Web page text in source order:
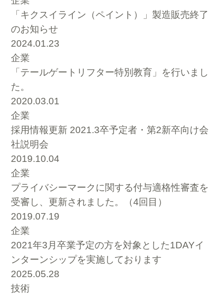
「キクスイライン（ペイント）」製造販売終了
のお知らせ
2024.01.23
企業
「テールゲートリフター特別教育」を行いまし
た。
2020.03.01
企業
採用情報更新 2021.3卒予定者・第2新卒向け会
社説明会
2019.10.04
企業
プライバシーマークに関する付与適格性審査を
受審し、更新されました。（4回目）
2019.07.19
企業
2021年3月卒業予定の方を対象とした1DAYイ
ンターンシップを実施しております
2025.05.28
技術